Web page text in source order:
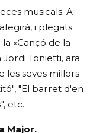
musicals. A
i plegats
«Cançó de la
Tonietti, ara
les seves millors
"El barret d'en
etc.
Major.